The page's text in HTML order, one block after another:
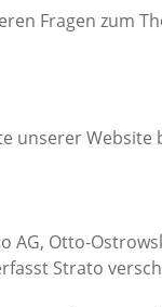
Fragen zum
unserer Website
AG, Otto-
Strato